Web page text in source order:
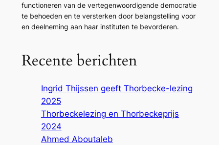
functioneren van de vertegenwoordigende democratie
te behoeden en te versterken door belangstelling voor
en deelneming aan haar instituten te bevorderen.
Recente berichten
Ingrid Thijssen geeft Thorbecke-lezing
2025
Thorbeckelezing en Thorbeckeprijs
2024
Ahmed Aboutaleb